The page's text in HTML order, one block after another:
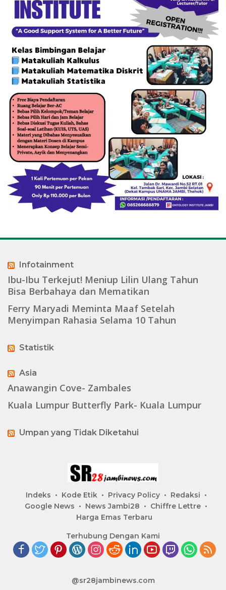
Infotainment
Ibu-Ibu Terkejut! Meniup Lilin Ulang Tahun
Bisa Berbahaya dan Mematikan
Ferry Maryadi Meminta Maaf Setelah
Menyimpan Rahasia Selama 10 Tahun
Statistik
Asia
Anawangin Cove- Zambales
Kuala Lumpur Butterfly Park- Kuala Lumpur
Umpan yang Tidak Diketahui
Indeks Kode Etik Privacy Policy
Redaksi
Google News
News Jambi28
Chiffre Lettre
Harga Emas Terbaru
Terhubung Dengan Kami
@sr28jambinews.com